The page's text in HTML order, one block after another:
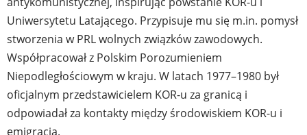
Uniwersytetu Latającego. Przypisuje mu się m.in. pomysł
stworzenia w PRL wolnych związków zawodowych.
Współpracował z Polskim Porozumieniem
Niepodległościowym w kraju. W latach 1977–1980 był
oficjalnym przedstawicielem KOR-u za granicą i
odpowiadał za kontakty między środowiskiem KOR-u i
emigracją.